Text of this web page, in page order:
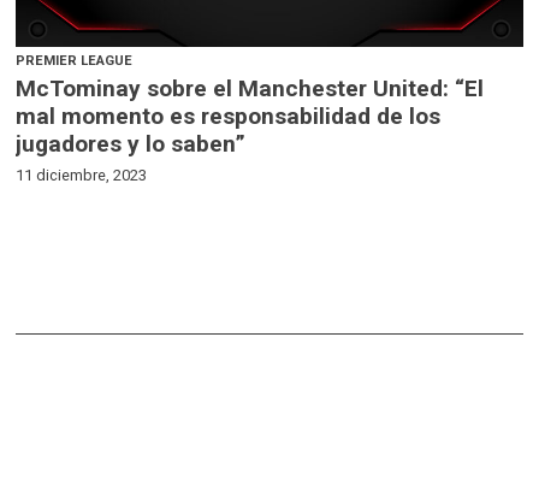
PREMIER LEAGUE
McTominay sobre el Manchester United: “El
mal momento es responsabilidad de los
jugadores y lo saben”
11 diciembre, 2023